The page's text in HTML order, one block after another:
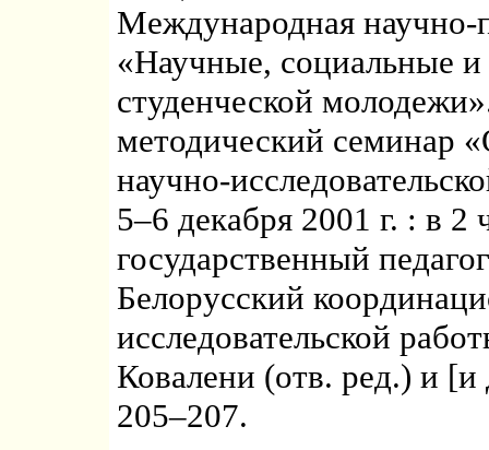
Международная научно-
«Научные, социальные
студенческой
методический семинар
научно-
5–6 декабря 2001 г. : в 2
государственный
Белорусский
исследовательской
Ковалени (отв. ред.) и
205–207.